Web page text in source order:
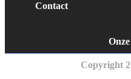
Contact
Copyright